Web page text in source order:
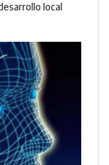
local